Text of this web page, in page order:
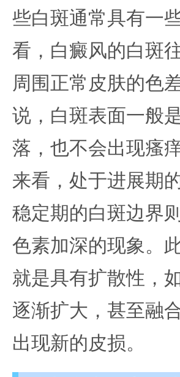
些白斑通常具有一
看，白癜风的白斑
周围正常皮肤的色
说，白斑表面一般
落，也不会出现瘙
来看，处于进展期
稳定期的白斑边界
色素加深的现象。
就是具有扩散性，
逐渐扩大，甚至融
出现新的皮损。